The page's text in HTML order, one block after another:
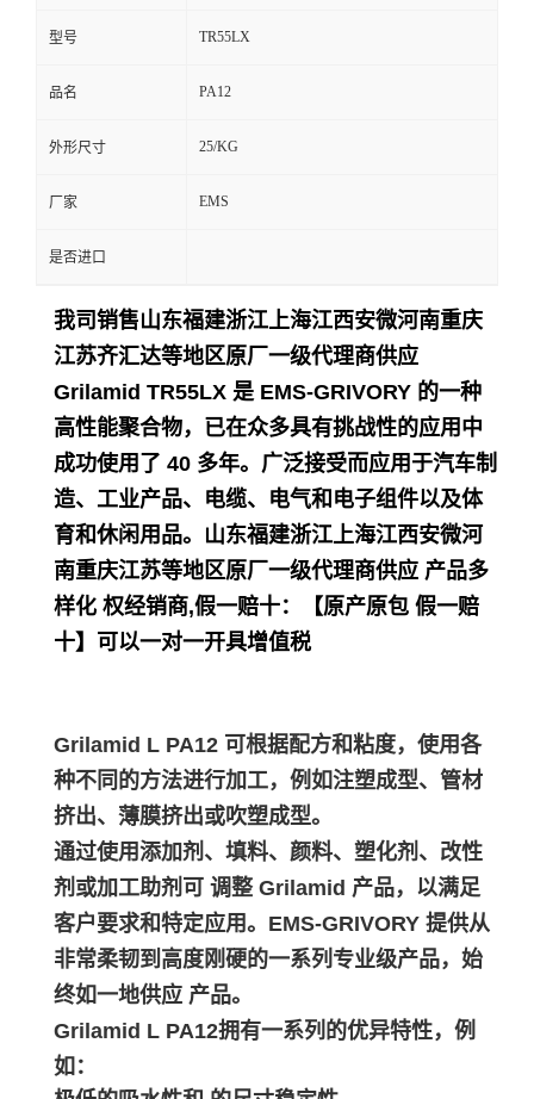
言
型号 TR55LX
品名 PA12
外形尺寸 25/KG
厂家 EMS
是否进口
我司销售山东福建浙江上海江西安微河南重庆
江苏齐汇达等地区原厂一级代理商供应
Grilamid TR55LX 是 EMS-GRIVORY 的一种
高性能聚合物，已在众多具有挑战性的应用中
成功使用了 40 多年。 广泛接受而应用于汽车制
造、工业产品、电缆、电气和电子组件以及体
育和休闲用品。 山东福建浙江上海江西安微河
南重庆江苏等地区原厂一级代理商供应 产品多
样化 权经销商,假一赔十：【原产原包 假一赔
十】可以一对一开具增值税
Grilamid L PA12 可根据配方和粘度，使用各
种不同的方法进行加工，例如注塑成型、管材
挤出、薄膜挤出或吹塑成型。
通过使用添加剂、填料、颜料、塑化剂、改性
剂或加工助剂可 调整 Grilamid 产品，以满足
客户要求和特定应用。EMS-GRIVORY 提供从
非常柔韧到高度刚硬的一系列专业级产品，始
终如一地供应 产品。
Grilamid L PA12拥有一系列的优异特性，例
如：